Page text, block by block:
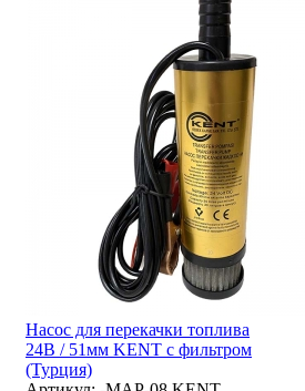
Насос для перекачки топлива
24В / 51мм KENT с фильтром
(Турция)